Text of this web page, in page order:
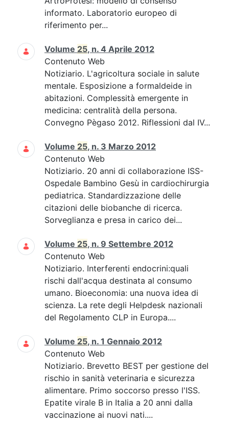
informato. Laboratorio europeo di
riferimento per...
Volume 25, n. 4 Aprile 2012
Contenuto Web
Notiziario. L'agricoltura sociale in salute
mentale. Esposizione a formaldeide in
abitazioni. Complessità emergente in
medicina: centralità della persona.
Convegno Pègaso 2012. Riflessioni dal IV...
Volume 25, n. 3 Marzo 2012
Contenuto Web
Notiziario. 20 anni di collaborazione ISS-
Ospedale Bambino Gesù in cardiochirurgia
pediatrica. Standardizzazione delle
citazioni delle biobanche di ricerca.
Sorveglianza e presa in carico dei...
Volume 25, n. 9 Settembre 2012
Contenuto Web
Notiziario. Interferenti endocrini:quali
rischi dall'acqua destinata al consumo
umano. Bioeconomia: una nuova idea di
scienza. La rete degli Helpdesk nazionali
del Regolamento CLP in Europa....
Volume 25, n. 1 Gennaio 2012
Contenuto Web
Notiziario. Brevetto BEST per gestione del
rischio in sanità veterinaria e sicurezza
alimentare. Primo soccorso presso l'ISS.
Epatite virale B in Italia a 20 anni dalla
vaccinazione ai nuovi nati....